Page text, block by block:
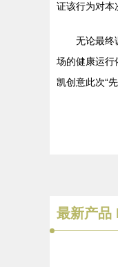
证该行为对本
无论最终
场的健康运行
凯创意此次“
最新产品